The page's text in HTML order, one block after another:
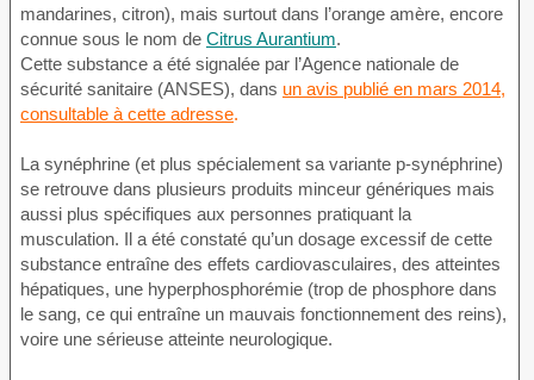
mandarines, citron), mais surtout dans l’orange amère, encore
connue sous le nom de Citrus Aurantium.
Cette substance a été signalée par l’Agence nationale de
sécurité sanitaire (ANSES), dans un avis publié en mars 2014,
consultable à cette adresse.
La synéphrine (et plus spécialement sa variante p-synéphrine)
se retrouve dans plusieurs produits minceur génériques mais
aussi plus spécifiques aux personnes pratiquant la
musculation. Il a été constaté qu’un dosage excessif de cette
substance entraîne des effets cardiovasculaires, des atteintes
hépatiques, une hyperphosphorémie (trop de phosphore dans
le sang, ce qui entraîne un mauvais fonctionnement des reins),
voire une sérieuse atteinte neurologique.